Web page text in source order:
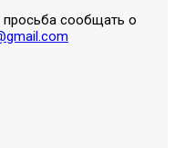
просьба сообщать о